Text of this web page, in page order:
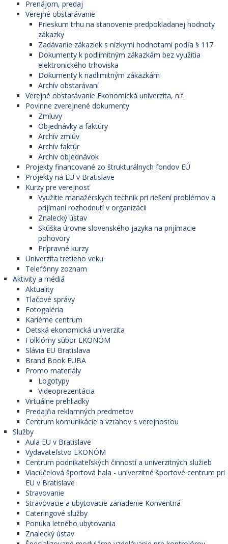
Prenájom, predaj
Verejné obstarávanie
Prieskum trhu na stanovenie predpokladanej hodnoty
zákazky
Zadávanie zákaziek s nízkymi hodnotami podľa § 117
Dokumenty k podlimitným zákazkám bez využitia
elektronického trhoviska
Dokumenty k nadlimitným zákazkám
Archív obstarávaní
Verejné obstarávanie Ekonomická univerzita, n.f.
Povinne zverejnené dokumenty
Zmluvy
Objednávky a faktúry
Archív zmlúv
Archív faktúr
Archív objednávok
Projekty financované zo štrukturálnych fondov EÚ
Projekty na EU v Bratislave
Kurzy pre verejnosť
Využitie manažérskych techník pri riešení problémov a
prijímaní rozhodnutí v organizácii
Znalecký ústav
Skúška úrovne slovenského jazyka na prijímacie
pohovory
Prípravné kurzy
Univerzita tretieho veku
Telefónny zoznam
Aktivity a médiá
Aktuality
Tlačové správy
Fotogaléria
Kariérne centrum
Detská ekonomická univerzita
Folklórny súbor EKONÓM
Slávia EU Bratislava
Brand Book EUBA
Promo materiály
Logotypy
Videoprezentácia
Virtuálne prehliadky
Predajňa reklamných predmetov
Centrum komunikácie a vzťahov s verejnosťou
Služby
Aula EU v Bratislave
Vydavateľstvo EKONÓM
Centrum podnikateľských činností a univerzitných služieb
Viacúčelová športová hala - univerzitné športové centrum pri
EU v Bratislave
Stravovanie
Stravovacie a ubytovacie zariadenie Konventná
Cateringové služby
Ponuka letného ubytovania
Znalecký ústav